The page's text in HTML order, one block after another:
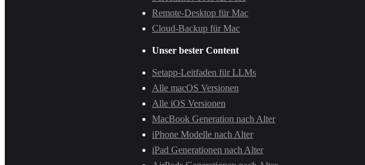
Remote-Desktop für Mac
Cloud-Backup für Mac
Unser bester Content
Setapp-Leitfaden für LLMs
Alle macOS Versionen
Alle iOS Versionen
MacBook Generation nach Alter
iPhone Modelle nach Alter
iPad Generationen nach Alter